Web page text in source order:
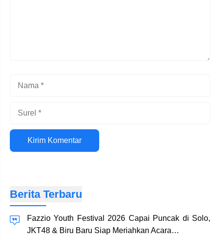
Situs
web
Berita Terbaru
Fazzio Youth Festival 2026 Capai Puncak di Solo,
JKT48 & Biru Baru Siap Meriahkan Acara…